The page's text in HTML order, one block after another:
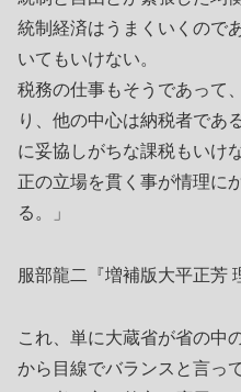
統制経済はうまくいくので
いてもいけない。
税務の仕事もそうであって
り、他の中心は納税者であ
に妥協しがちな課税もいけ
正の立場を貫く事が情理に
る。」
服部龍二『増補版大平正
これ、単に大蔵省が省の中
から目線でバランスと言っ